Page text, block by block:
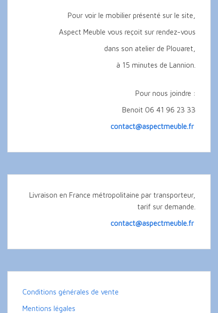
Pour voir le mobilier présenté sur le site,
Aspect Meuble vous reçoit sur rendez-vous
dans son atelier de Plouaret,
à 15 minutes de Lannion.
Pour nous joindre :
Benoit 06 41 96 23 33
contact@aspectmeuble.fr
Livraison en France métropolitaine par transporteur,
tarif sur demande.
contact@aspectmeuble.fr
Conditions générales de vente
Mentions légales